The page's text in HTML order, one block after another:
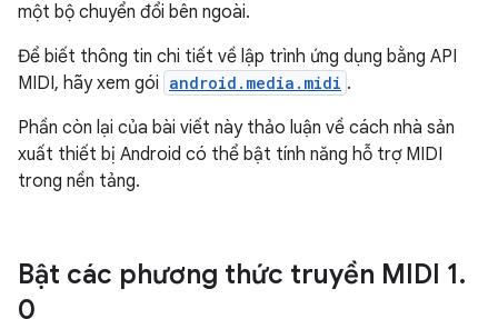
một bộ chuyển đổi bên ngoài.
Để biết thông tin chi tiết về lập trình ứng dụng bằng API
MIDI, hãy xem gói android.media.midi .
Phần còn lại của bài viết này thảo luận về cách nhà sản
xuất thiết bị Android có thể bật tính năng hỗ trợ MIDI
trong nền tảng.
Bật các phương thức truyền MIDI 1.
0